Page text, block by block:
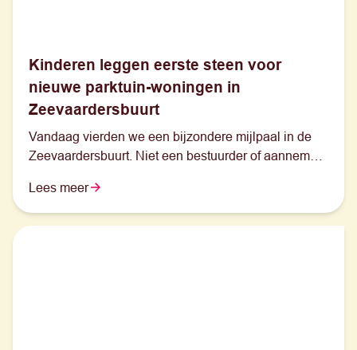
Kinderen leggen eerste steen voor
nieuwe parktuin-woningen in
Zeevaardersbuurt
Vandaag vierden we een bijzondere mijlpaal in de
Zeevaardersbuurt. Niet een bestuurder of aannemer,
symbolisch de eerste steen voor onze nieuwe
parktuin-woningen. Juist zij staan voor de toekomst
Lees meer